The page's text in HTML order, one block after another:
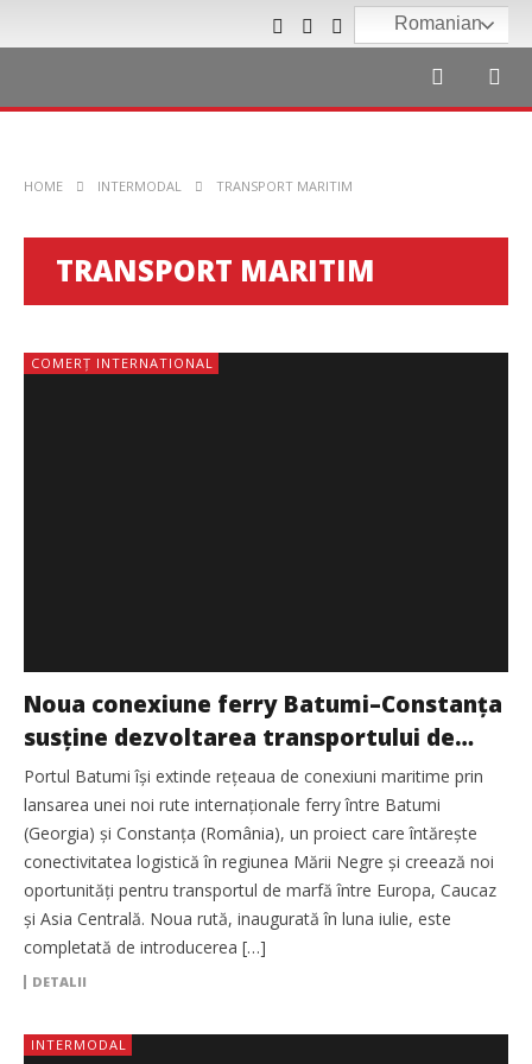
Romanian
HOME INTERMODAL TRANSPORT MARITIM
TRANSPORT MARITIM
COMERȚ INTERNATIONAL
Noua conexiune ferry Batumi–Constanța
susține dezvoltarea transportului de
marfă în regiunea Mării Negre
Portul Batumi își extinde rețeaua de conexiuni maritime prin
lansarea unei noi rute internaționale ferry între Batumi
(Georgia) și Constanța (România), un proiect care întărește
conectivitatea logistică în regiunea Mării Negre și creează noi
oportunități pentru transportul de marfă între Europa, Caucaz
și Asia Centrală. Noua rută, inaugurată în luna iulie, este
completată de introducerea […]
DETALII
INTERMODAL